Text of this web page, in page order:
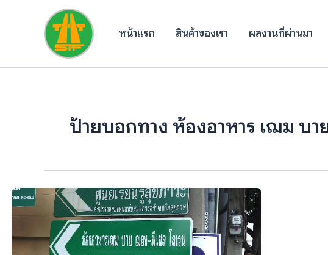
หน้าแรก สินค้าของเรา ผลงานที่ผ่านมา
ป้ายบอกทาง ห้องอาหาร เฌม บา